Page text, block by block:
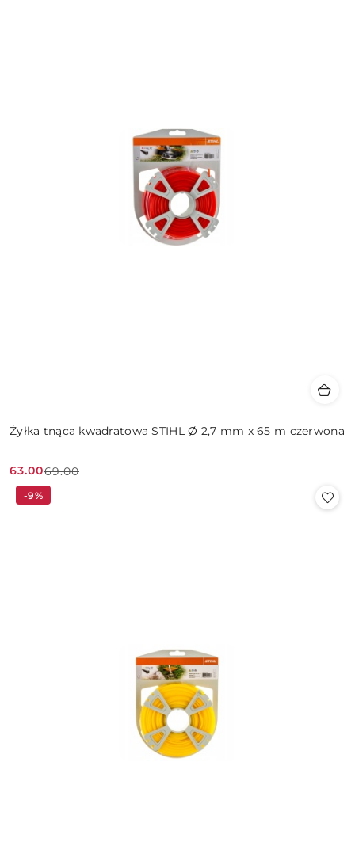
Żyłka tnąca kwadratowa STIHL Ø 2,7 mm x 65 m czerwona
Cena
promocyjna:
63.00
Cena
przed
69.00
-9%